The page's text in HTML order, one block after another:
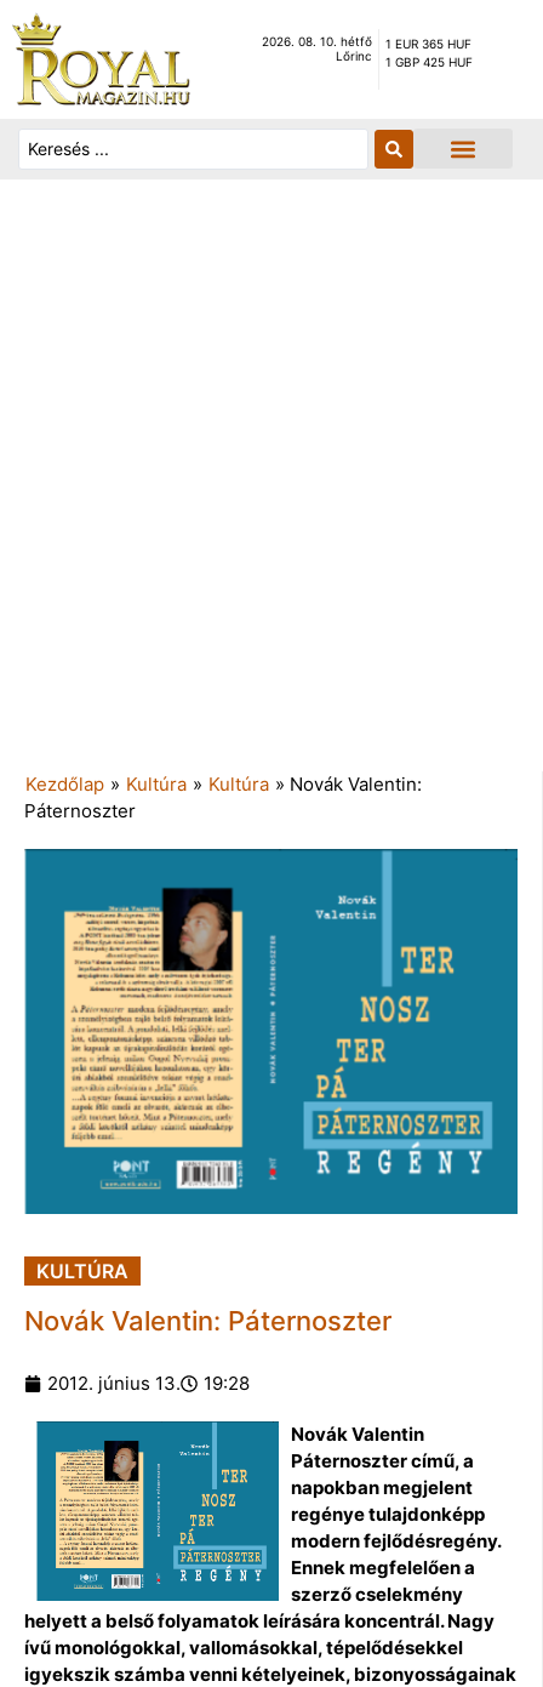
2026. 08. 10. hétfő
Lőrinc
1 EUR 365 HUF
1 GBP 425 HUF
Kezdőlap » Kultúra » Kultúra » Novák Valentin:
Páternoszter
KULTÚRA
Novák Valentin: Páternoszter
2012. június 13. 19:28
Novák Valentin
Páternoszter című, a
napokban megjelent
regénye tulajdonképp
modern fejlődésregény.
Ennek megfelelően a
szerző cselekmény
helyett a belső folyamatok leírására koncentrál. Nagy
ívű monológokkal, vallomásokkal, tépelődésekkel
igyekszik számba venni kételyeinek, bizonyosságainak